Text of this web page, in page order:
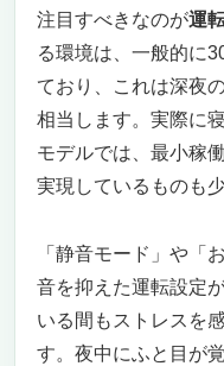
注目すべきなのが運
る環境は、一般的に
ており、これは深夜
相当します。実際に
モデルでは、最小稼
実現しているものも
「静音モード」や「
音を抑えた運転設定
いる間もストレスを
す。夜中にふと目が